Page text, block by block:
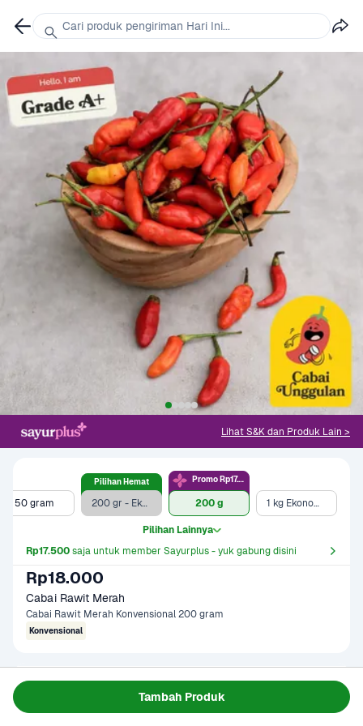
Tambah Produk
Lihat S&K dan Produk Lain >
50 gram 200 gr - Ekonomis
Pilihan Hemat
200 g
Promo Rp17.5rb
1 kg Ekonomis
Pilihan Lainnya
Rp17.500 saja untuk member Sayurplus - yuk gabung disini
Rp18.000
Cabai Rawit Merah
Cabai Rawit Merah Konvensional 200 gram
Konvensional
Cari produk pengiriman Hari Ini...